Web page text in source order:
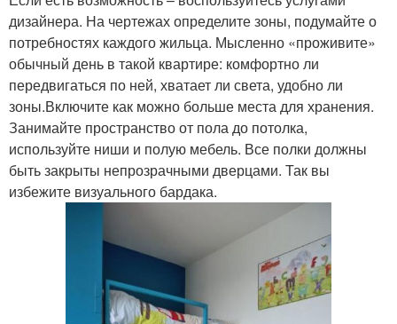
дизайнера. На чертежах определите зоны, подумайте о
потребностях каждого жильца. Мысленно «проживите»
обычный день в такой квартире: комфортно ли
передвигаться по ней, хватает ли света, удобно ли
зоны.Включите как можно больше места для хранения.
Занимайте пространство от пола до потолка,
используйте ниши и полую мебель. Все полки должны
быть закрыты непрозрачными дверцами. Так вы
избежите визуального бардака.